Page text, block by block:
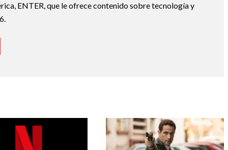
ENTER, que le ofrece contenido sobre tecnología y